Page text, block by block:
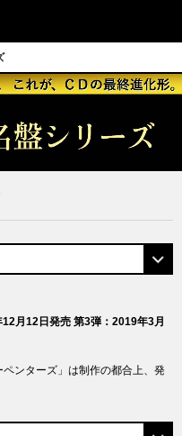
月12日発売 第3弾：2019年3月
ンターズ」は制作の都合上、発